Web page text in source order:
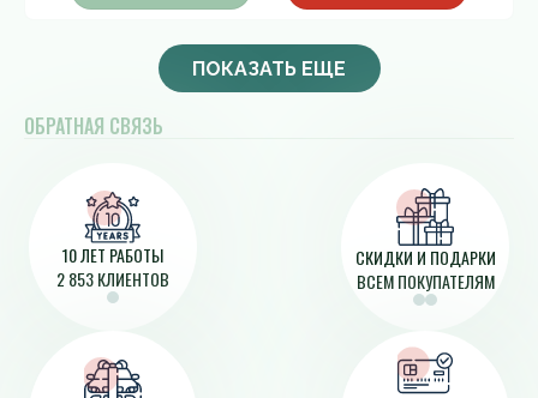
ПОКАЗАТЬ ЕЩЕ
ОБРАТНАЯ СВЯЗЬ
10 ЛЕТ РАБОТЫ
2 853 КЛИЕНТОВ
СКИДКИ И ПОДАРКИ
ВСЕМ ПОКУПАТЕЛЯМ